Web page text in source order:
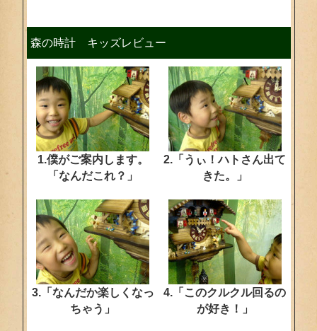
森の時計 キッズレビュー
1.僕がご案内します。
「なんだこれ？」
2.「うぃ！ハトさん出て
きた。」
3.「なんだか楽しくなっ
ちゃう」
4.「このクルクル回るの
が好き！」